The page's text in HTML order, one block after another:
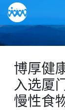
博厚健
入选厦
慢性食